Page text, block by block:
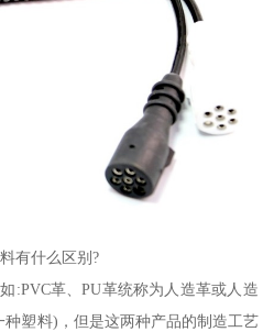
有什么区别?
:PVC革、PU革统称为人造革或人造
种塑料)，但是这两种产品的制造工艺